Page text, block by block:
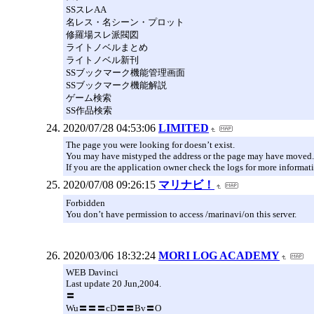
SSスレAA
名レス・名シーン・プロット
修羅場スレ派閥図
ライトノベルまとめ
ライトノベル新刊
SSブックマーク機能管理画面
SSブックマーク機能解説
ゲーム検索
SS作品検索
2020/07/28 04:53:06 LIMITED
The page you were looking for doesn’t exist.
You may have mistyped the address or the page may have moved.
If you are the application owner check the logs for more
2020/07/08 09:26:15 マリナビ！
Forbidden
You don’t have permission to access /marinavi/on this server.
2020/03/06 18:32:24 MORI LOG ACADEMY
WEB Davinci
Last update 20 Jun,2004.
〓
Wu〓〓〓cD〓〓Bv〓O